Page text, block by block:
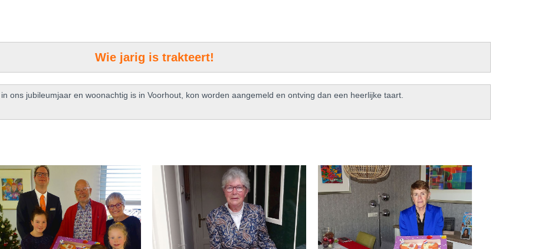
Wie jarig is trakteert!
ons jubileumjaar en woonachtig is in Voorhout, kon worden aangemeld en ontving dan een heerlijke taart.